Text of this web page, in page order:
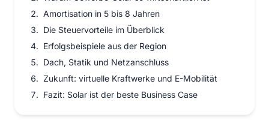
Amortisation in 5 bis 8 Jahren
Die Steuervorteile im Überblick
Erfolgsbeispiele aus der Region
Dach, Statik und Netzanschluss
Zukunft: virtuelle Kraftwerke und E-Mobilität
Fazit: Solar ist der beste Business Case